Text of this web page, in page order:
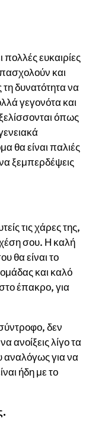
ευκαιρίες
και
τη δυνατότητα να
γεγονότα και
όπως
θα είναι παλιές
ξεμπερδέψεις
τις χάρες της,
σου. Η καλή
θα είναι το
και καλό
έπακρο, για
δεν
ανοίξεις λίγο τα
αναλόγως για να
ήδη με το